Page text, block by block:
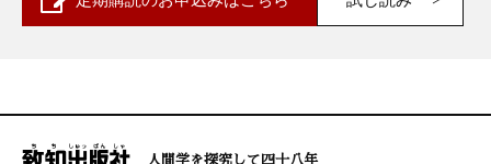
人間学を探究して四十八年